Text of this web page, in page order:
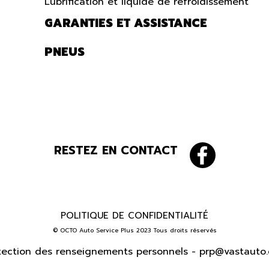
GARANTIES ET ASSISTANCE
PNEUS
RESTEZ EN CONTACT
POLITIQUE DE CONFIDENTIALITÉ
© OCTO Auto Service Plus 2023 Tous droits réservés
des renseignements personnels -